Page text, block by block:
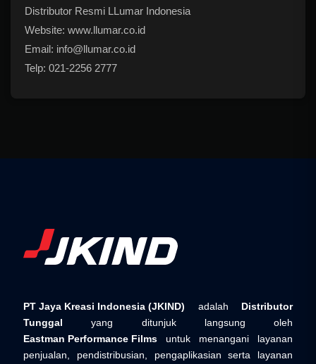
Distributor Resmi LLumar Indonesia
Website: www.llumar.co.id
Email: info@llumar.co.id
Telp: 021-2256 2777
PT Jaya Kreasi Indonesia (JKIND) adalah Distributor
Tunggal yang ditunjuk langsung oleh
Eastman Performance Filmsuntuk menangani layanan
penjualan, pendistribusian, pengaplikasian serta layanan